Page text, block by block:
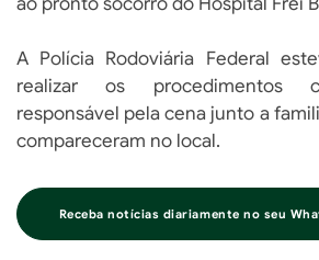
A Polícia Rodoviária Federal
realizar os procedimentos
responsável pela cena junto a
compareceram no local.
Receba notícias diariamente no seu